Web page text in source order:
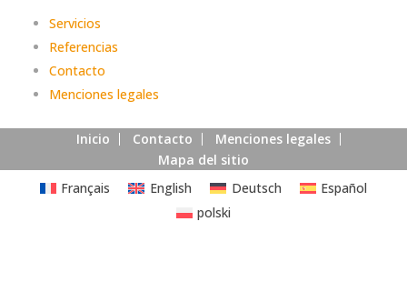
Servicios
Referencias
Contacto
Menciones legales
Inicio Contacto
Menciones legales
Mapa del sitio
Français
English Deutsch
Español
polski